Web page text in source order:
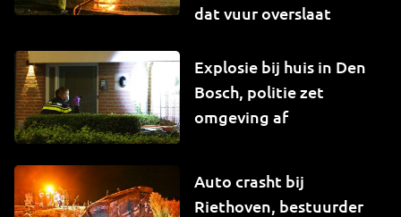
dat vuur overslaat
Explosie bij huis in Den
Bosch, politie zet
omgeving af
Auto crasht bij
Riethoven, bestuurder